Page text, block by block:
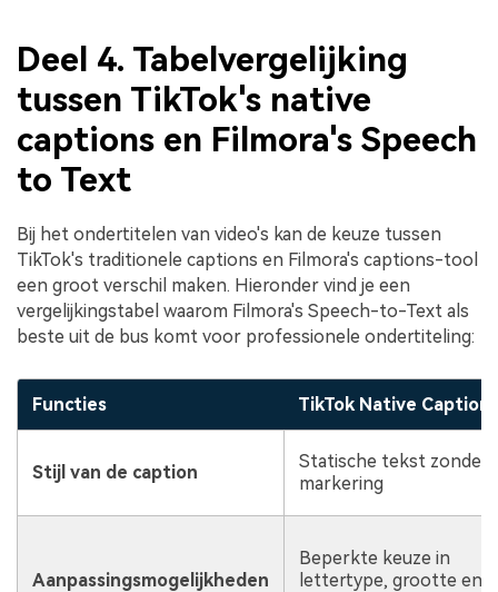
Deel 4. Tabelvergelijking
tussen TikTok's native
captions en Filmora's Speech
to Text
Bij het ondertitelen van video's kan de keuze tussen
TikTok's traditionele captions en Filmora's captions-tool
een groot verschil maken. Hieronder vind je een
vergelijkingstabel waarom Filmora's Speech-to-Text als
beste uit de bus komt voor professionele ondertiteling:
Functies TikTok Native Captions
Stijl van de caption
Statische tekst zonder
markering
Aanpassingsmogelijkheden
Beperkte keuze in
lettertype, grootte en